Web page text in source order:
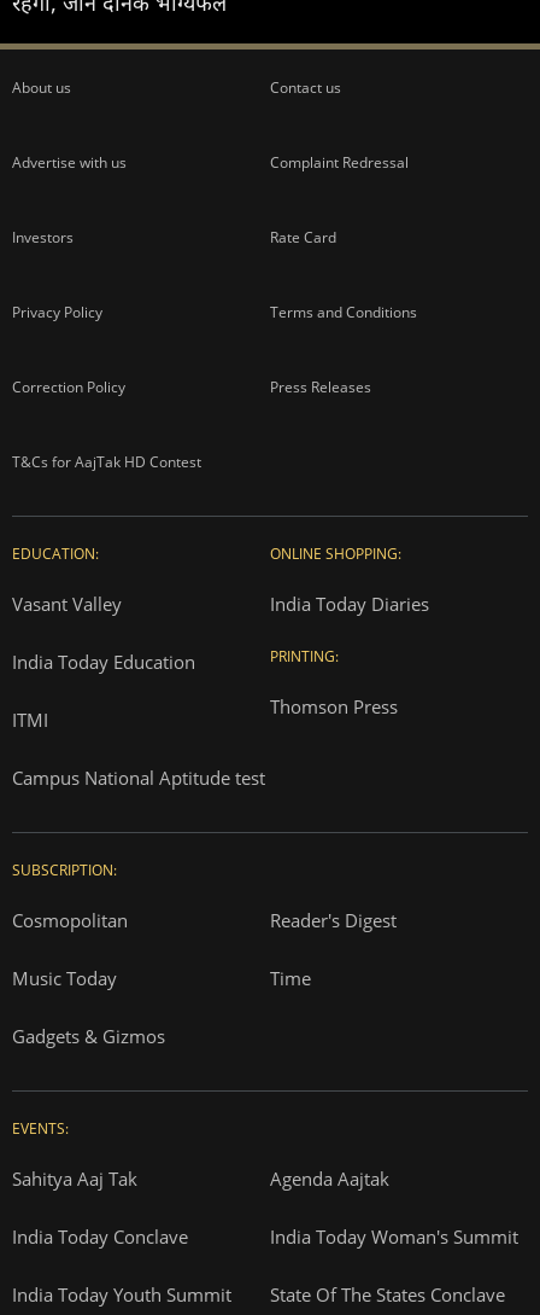
About us Contact us
Advertise with us Complaint Redressal
Investors Rate Card
Privacy Policy Terms and Conditions
Correction Policy Press Releases
T&Cs for AajTak HD Contest
EDUCATION:
Vasant Valley
India Today Education
ITMI
Campus National Aptitude test
ONLINE SHOPPING:
India Today Diaries
PRINTING:
Thomson Press
SUBSCRIPTION:
Cosmopolitan Reader's Digest
Music Today Time
Gadgets & Gizmos
EVENTS:
Sahitya Aaj Tak Agenda Aajtak
India Today Conclave India Today Woman's Summit
India Today Youth Summit State Of The States Conclave